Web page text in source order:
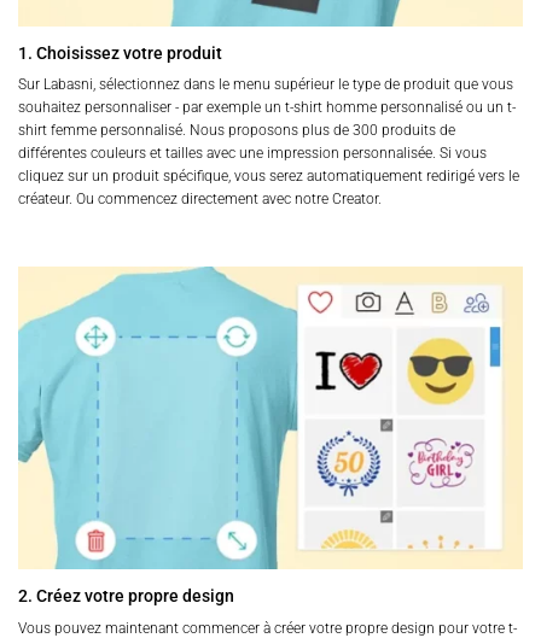
1. Choisissez votre produit
Sur Labasni, sélectionnez dans le menu supérieur le type de produit que vous
souhaitez personnaliser - par exemple un t-shirt homme personnalisé ou un t-
shirt femme personnalisé. Nous proposons plus de 300 produits de
différentes couleurs et tailles avec une impression personnalisée. Si vous
cliquez sur un produit spécifique, vous serez automatiquement redirigé vers le
créateur. Ou commencez directement avec notre Creator.
2. Créez votre propre design
Vous pouvez maintenant commencer à créer votre propre design pour votre t-